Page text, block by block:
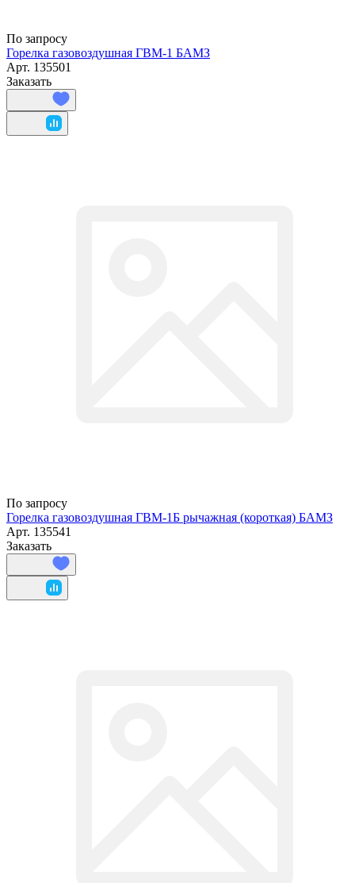
По запросу
Горелка газовоздушная ГВМ-1 БАМЗ
Арт. 135501
Заказать
По запросу
Горелка газовоздушная ГВМ-1Б рычажная (короткая) БАМЗ
Арт. 135541
Заказать